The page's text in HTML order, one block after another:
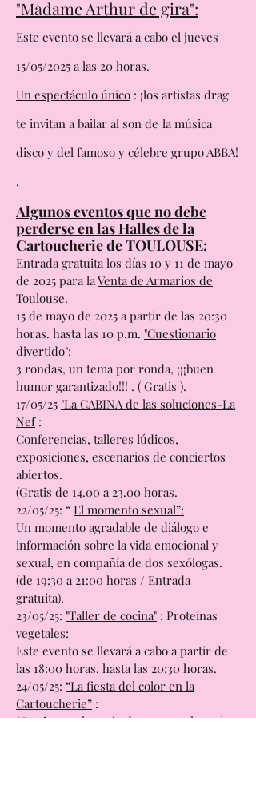
espectáculos Cartoucherie:
"Madame Arthur de gira":
Este evento se llevará a cabo el jueves
15/05/2025 a las 20 horas.
Un espectáculo único: ¡los artistas drag
te invitan a bailar al son de la música
disco y del famoso y célebre grupo ABBA!
.
Algunos eventos que no debe
perderse en las Halles de la
Cartoucherie de TOULOUSE:
Entrada gratuita los días 10 y 11 de mayo
de 2025 para laVenta de Armarios de
Toulouse.
15 de mayo de 2025 a partir de las 20:30
horas. hasta las 10 p.m."Cuestionario
divertido":
3 rondas, un tema por ronda, ¡¡¡buen
humor garantizado!!! . ( Gratis ).
17/05/25"La CABINA de las soluciones-La
Nef:
Conferencias, talleres lúdicos,
exposiciones, escenarios de conciertos
abiertos.
(Gratis de 14.00 a 23.00 horas.
22/05/25: “El momento sexual”:
Un momento agradable de diálogo e
información sobre la vida emocional y
sexual, en compañía de dos sexólogas.
(de 19:30 a 21:00 horas / Entrada
gratuita).
23/05/25:"Taller de cocina": Proteínas
vegetales:
Este evento se llevará a cabo a partir de
las 18:00 horas. hasta las 20:30 horas.
24/05/25:“La fiesta del color en la